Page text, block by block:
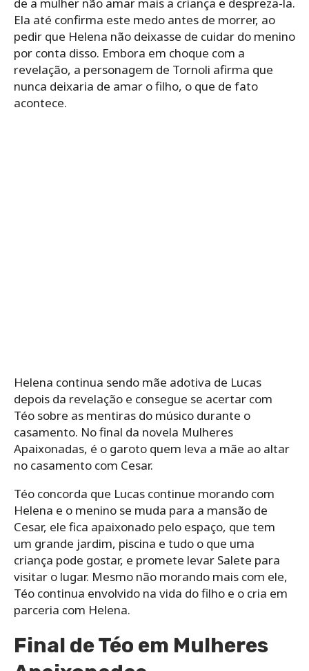
Ela até confirma este medo antes de morrer, ao
pedir que Helena não deixasse de cuidar do menino
por conta disso. Embora em choque com a
revelação, a personagem de Tornoli afirma que
nunca deixaria de amar o filho, o que de fato
acontece.
Helena continua sendo mãe adotiva de Lucas
depois da revelação e consegue se acertar com
Téo sobre as mentiras do músico durante o
casamento. No final da novela Mulheres
Apaixonadas, é o garoto quem leva a mãe ao altar
no casamento com Cesar.
Téo concorda que Lucas continue morando com
Helena e o menino se muda para a mansão de
Cesar, ele fica apaixonado pelo espaço, que tem
um grande jardim, piscina e tudo o que uma
criança pode gostar, e promete levar Salete para
visitar o lugar. Mesmo não morando mais com ele,
Téo continua envolvido na vida do filho e o cria em
parceria com Helena.
Final de Téo em Mulheres